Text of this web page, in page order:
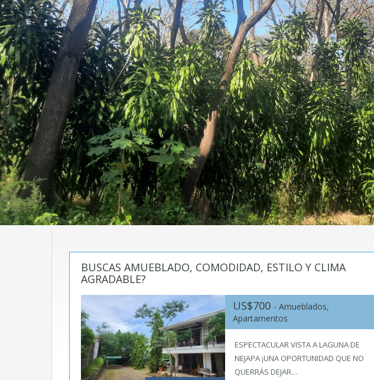
raíces
Nicaragua
BUSCAS AMUEBLADO, COMODIDAD, ESTILO Y CLIMA
AGRADABLE?
US$700 - Amueblados,
Apartamentos
ESPECTACULAR VISTA A LAGUNA DE
NEJAPA ¡UNA OPORTUNIDAD QUE NO
QUERRÁS DEJAR…